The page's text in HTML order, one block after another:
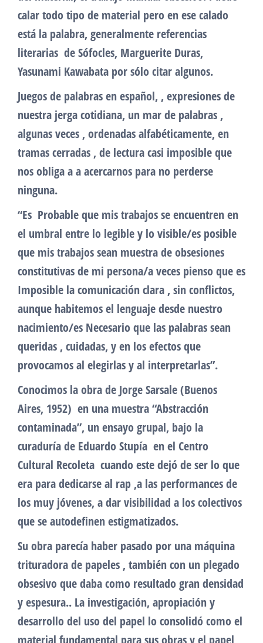
calar todo tipo de material pero en ese calado
está la palabra, generalmente referencias
literarias de Sófocles, Marguerite Duras,
Yasunami Kawabata por sólo citar algunos.
Juegos de palabras en español, , expresiones de
nuestra jerga cotidiana, un mar de palabras ,
algunas veces , ordenadas alfabéticamente, en
tramas cerradas , de lectura casi imposible que
nos obliga a a acercarnos para no perderse
ninguna.
“Es Probable que mis trabajos se encuentren en
el umbral entre lo legible y lo visible/es posible
que mis trabajos sean muestra de obsesiones
constitutivas de mi persona/a veces pienso que es
Imposible la comunicación clara , sin conflictos,
aunque habitemos el lenguaje desde nuestro
nacimiento/es Necesario que las palabras sean
queridas , cuidadas, y en los efectos que
provocamos al elegirlas y al interpretarlas”.
Conocimos la obra de Jorge Sarsale (Buenos
Aires, 1952) en una muestra “Abstracción
contaminada”, un ensayo grupal, bajo la
curaduría de Eduardo Stupía en el Centro
Cultural Recoleta cuando este dejó de ser lo que
era para dedicarse al rap ,a las performances de
los muy jóvenes, a dar visibilidad a los colectivos
que se autodefinen estigmatizados.
Su obra parecía haber pasado por una máquina
trituradora de papeles , también con un plegado
obsesivo que daba como resultado gran densidad
y espesura.. La investigación, apropiación y
desarrollo del uso del papel lo consolidó como el